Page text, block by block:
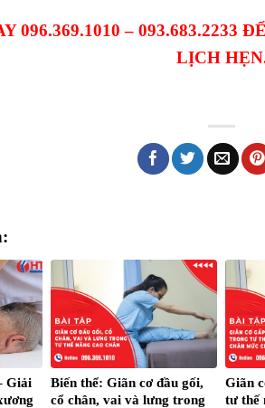
096.369.1010 – 093.683.2233
LỊCH
Giải
Biến thể: Giãn cơ đầu gối,
cổ chân, vai và lưng trong
Giãn
tư thế